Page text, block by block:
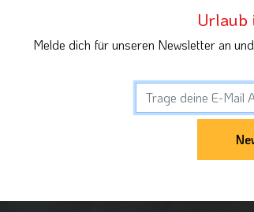
Urlaub
Melde dich für unseren Newsletter an